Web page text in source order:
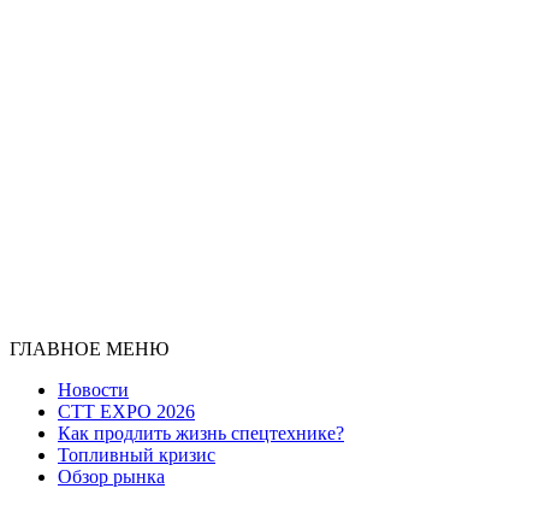
ГЛАВНОЕ МЕНЮ
Новости
CTT EXPO 2026
Как продлить жизнь спецтехнике?
Топливный кризис
Обзор рынка